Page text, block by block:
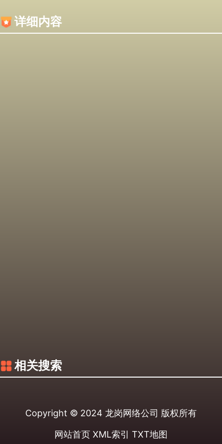
详细内容
相关搜索
Copyright © 2024 龙岗网络公司 版权所有
网站首页 XML索引 TXT地图